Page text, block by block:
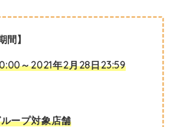
間】
～2021年2月28日23:59
ープ対象店舗